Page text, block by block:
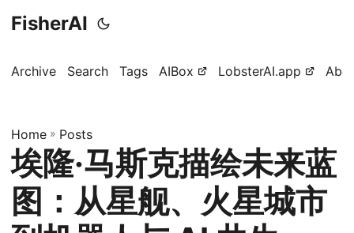
FisherAI
Archive Search Tags AIBox LobsterAI.app
Home » Posts
埃隆·马斯克描绘未来蓝
图：从星舰、火星城市